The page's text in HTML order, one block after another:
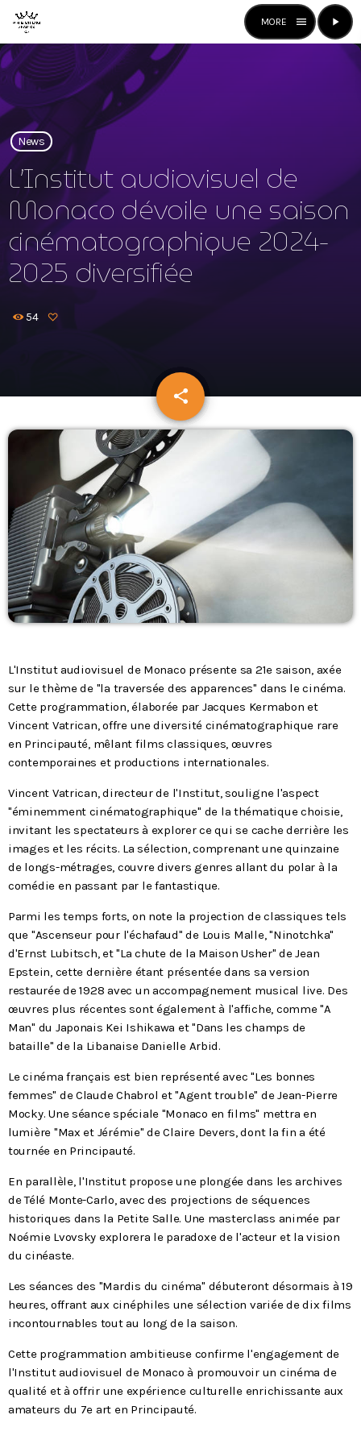
menu
play_arrow
close
open_in_new
play_arrow Premium Radio
Premium Radio
Contact
Contacts
News
L’Institut audiovisuel de
Monaco dévoile une saison
cinématographique 2024-
2025 diversifiée
54
share
email
L'Institut audiovisuel de Monaco présente sa 21e saison, axée
sur le thème de "la traversée des apparences" dans le cinéma.
Cette programmation, élaborée par Jacques Kermabon et
Vincent Vatrican, offre une diversité cinématographique rare
en Principauté, mêlant films classiques, œuvres
contemporaines et productions internationales.
Vincent Vatrican, directeur de l'Institut, souligne l'aspect
"éminemment cinématographique" de la thématique choisie,
invitant les spectateurs à explorer ce qui se cache derrière les
images et les récits. La sélection, comprenant une quinzaine
de longs-métrages, couvre divers genres allant du polar à la
comédie en passant par le fantastique.
Parmi les temps forts, on note la projection de classiques tels
que "Ascenseur pour l'échafaud" de Louis Malle, "Ninotchka"
d'Ernst Lubitsch, et "La chute de la Maison Usher" de Jean
Epstein, cette dernière étant présentée dans sa version
restaurée de 1928 avec un accompagnement musical live. Des
œuvres plus récentes sont également à l'affiche, comme "A
Man" du Japonais Kei Ishikawa et "Dans les champs de
bataille" de la Libanaise Danielle Arbid.
Le cinéma français est bien représenté avec "Les bonnes
femmes" de Claude Chabrol et "Agent trouble" de Jean-Pierre
Mocky. Une séance spéciale "Monaco en films" mettra en
lumière "Max et Jérémie" de Claire Devers, dont la fin a été
tournée en Principauté.
En parallèle, l'Institut propose une plongée dans les archives
de Télé Monte-Carlo, avec des projections de séquences
historiques dans la Petite Salle. Une masterclass animée par
Noémie Lvovsky explorera le paradoxe de l'acteur et la vision
du cinéaste.
Les séances des "Mardis du cinéma" débuteront désormais à 19
heures, offrant aux cinéphiles une sélection variée de dix films
incontournables tout au long de la saison.
Cette programmation ambitieuse confirme l'engagement de
l'Institut audiovisuel de Monaco à promouvoir un cinéma de
qualité et à offrir une expérience culturelle enrichissante aux
amateurs du 7e art en Principauté.